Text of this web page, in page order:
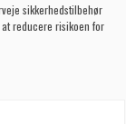
sikkerhedstilbehør
reducere risikoen for